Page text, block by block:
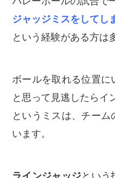
ジャッジミスをしてし
という経験がある方は
ボールを取れる位置
と思って見逃したらイ
というミスは、チーム
います。
ラインジャッジという